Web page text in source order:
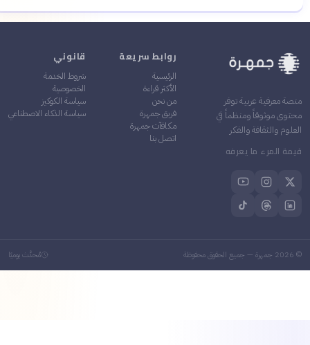
منصة معرفية عربية توفر
محتوى موثوقاً ومنظماً في
العلوم والثقافة والفكر
قيمة المرء ما يعرفه
روابط سريعة
الرئيسية
الأكثر قراءة
من نحن
فريق جمهرة
مكافآت جمهرة
اتصل بنا
قانوني
شروط الخدمة
الخصوصية
سياسة الكوكيز
سياسة الذكاء الاصطناعي
©
2026جمهرة — جميع الحقوق محفوظة مُحدَّث يوميًا